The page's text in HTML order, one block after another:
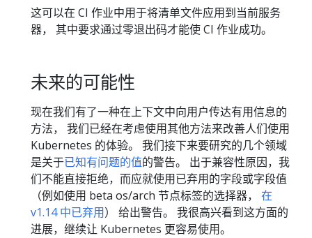
这可以在 CI 作业中用于将清单文件应用到当前服务
器， 其中要求通过零退出码才能使 CI 作业成功。
未来的可能性
现在我们有了一种在上下文中向用户传达有用信息的
方法， 我们已经在考虑使用其他方法来改善人们使用
Kubernetes 的体验。 我们接下来要研究的几个领域
是关于已知有问题的值的警告。 出于兼容性原因，我
们不能直接拒绝，而应就使用已弃用的字段或字段值
（例如使用 beta os/arch 节点标签的选择器， 在
v1.14 中已弃用） 给出警告。 我很高兴看到这方面的
进展，继续让 Kubernetes 更容易使用。